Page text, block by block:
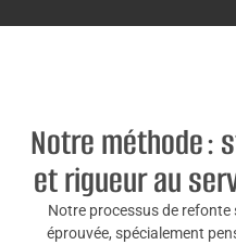
Notre méthode :
et rigueur au
Notre processus de refonte
éprouvée, spécialement